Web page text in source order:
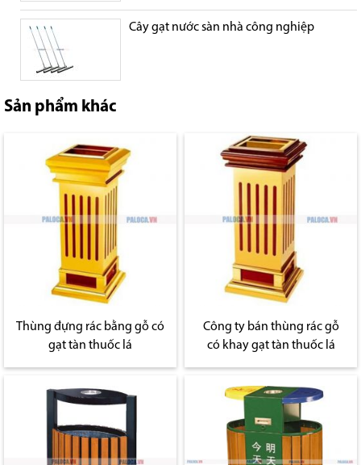
Cây gạt nước sàn nhà công nghiệp
Sản phẩm khác
Thùng đựng rác bằng gỗ có
gạt tàn thuốc lá
Công ty bán thùng rác gỗ
có khay gạt tàn thuốc lá